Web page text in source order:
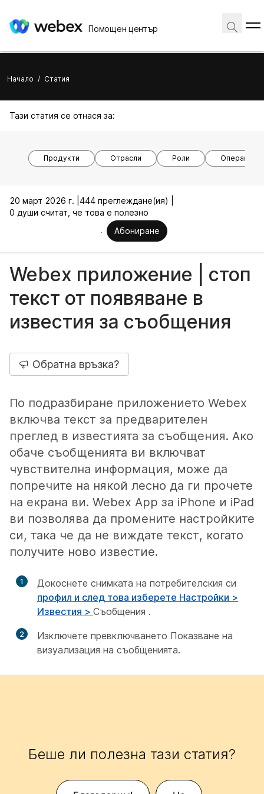
Помощен център
Начало / Статия
Тази статия се отнася за:
Продукти Отрасли Роли
20 март 2026 г. | 444 преглеждане(ия) |
0 души считат, че това е полезно
Абониране
Webex приложение | стоп
текст от появяване в
известия за съобщения
Обратна връзка?
По подразбиране приложението Webex
включва текст за предварителен
преглед в известията за съобщения. Ако
обаче съобщенията ви включват
чувствителна информация, може да
попречите на някой лесно да ги прочете
на екрана ви. Webex App за iPhone и iPad
ви позволява да промените настройките
си, така че да не виждате текст, когато
получите ново известие.
1
Докоснете снимката на потребителския си
профил и след това изберете Настройки >
Известия > Съобщения .
2
Изключете превключването Показване на
визуализация на съобщенията.
Беше ли полезна тази статия?